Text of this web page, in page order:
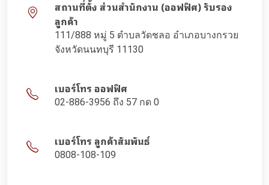
สถานที่ตั้ง ส่วนสำนักงาน (ออฟฟิศ) รับรอง
ลูกค้า
111/888 หมู่ 5 ตำบลวัดชลอ อำเภอบางกรวย
จังหวัดนนทบุรี 11130
เบอร์โทร ออฟฟิศ
02-886-3956 ถึง 57 กด 0
เบอร์โทร ลูกค้าสัมพันธ์
0808-108-109